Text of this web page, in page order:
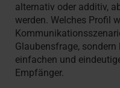
alternativ oder additiv,
werden. Welches Profil
Glaubensfrage,
einfachen und
Empfänger.